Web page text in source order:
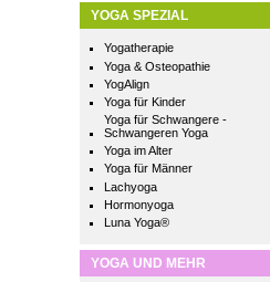
YOGA SPEZIAL
Yogatherapie
Yoga & Osteopathie
YogAlign
Yoga für Kinder
Yoga für Schwangere -
Schwangeren Yoga
Yoga im Alter
Yoga für Männer
Lachyoga
Hormonyoga
Luna Yoga®
YOGA UND MEHR